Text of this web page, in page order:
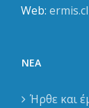
Web:
ΝΈΑ
Ήρθε και